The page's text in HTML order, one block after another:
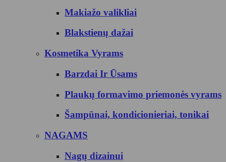
Makiažo valikliai
Blakstienų dažai
Kosmetika Vyrams
Barzdai Ir Ūsams
Plaukų formavimo priemonės vyrams
Šampūnai, kondicionieriai, tonikai
NAGAMS
Nagų dizainui